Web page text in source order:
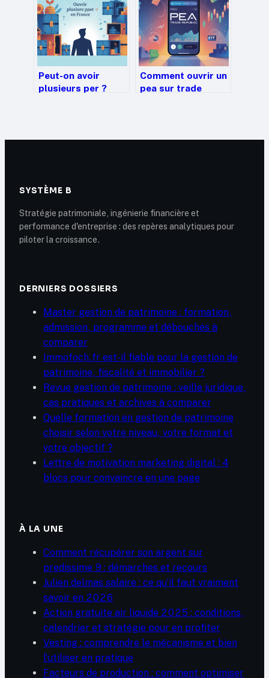
Peut-on avoir
plusieurs per ?
retraite
Comment ouvrir un
pea sur trade
SYSTÈME B
Stratégie patrimoniale, ingénierie financière et
performance d'entreprise : des repères analytiques pour
piloter la croissance.
DERNIERS DOSSIERS
Master gestion de patrimoine : formation,
admission, programme et débouchés à
comparer
Immofoch.fr est-il fiable pour la gestion de
patrimoine, fiscalité et immobilier ?
Revue gestion de patrimoine : veille juridique,
cas pratiques et archives à comparer
Quelle formation en gestion de patrimoine
choisir selon votre niveau, votre format et
votre objectif ?
Lettre de motivation marketing digital : 4
blocs pour convaincre en une page
À LA UNE
Comment récupérer son argent sur
predissime 9 : démarches et recours
Julien delmas salaire : ce qu’il faut vraiment
savoir en 2026
Action gratuite air liquide 2025 : conditions,
calendrier et stratégie pour en profiter
Vesting : comprendre le mécanisme et bien
l’utiliser en pratique
Facteurs de production : comment optimiser